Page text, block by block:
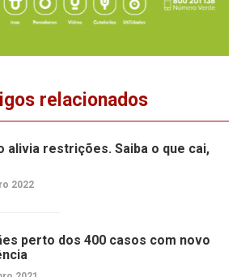
relacionados
alivia restrições. Saiba o que cai,
2022
perto dos 400 casos com novo